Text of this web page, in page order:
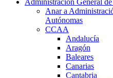
Anar a
Autónomas
CCAA
Andalucía
Aragón
Baleares
Canarias
Cantabria